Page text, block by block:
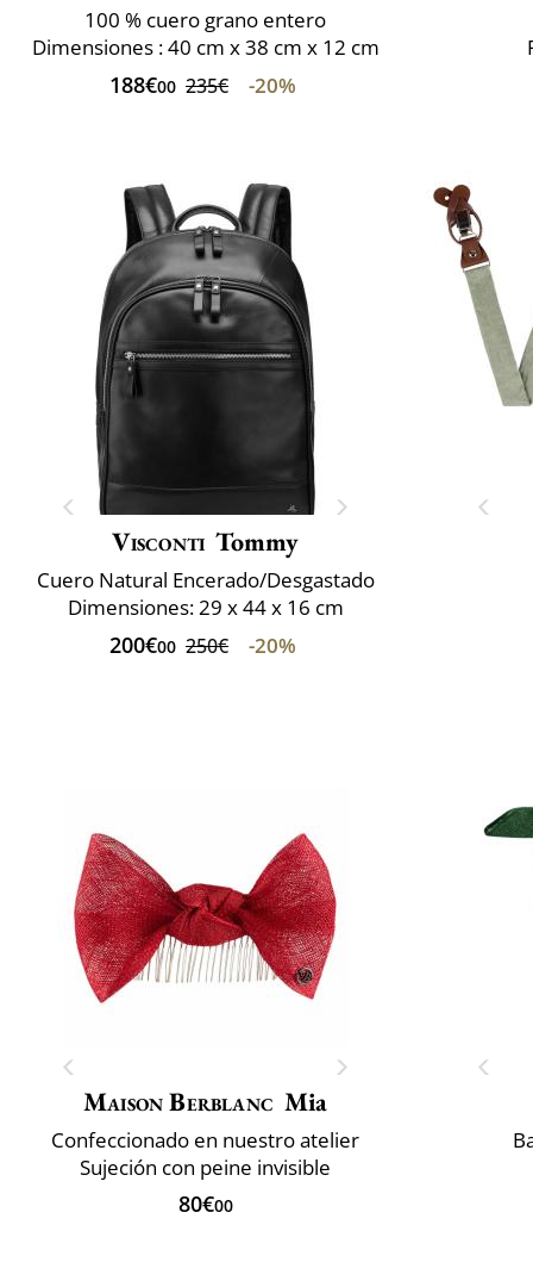
100 % cuero grano entero
Dimensiones : 40 cm x 38 cm x 12 cm
188€00 235€ -20%
Visconti Tommy
Cuero Natural Encerado/Desgastado
Dimensiones: 29 x 44 x 16 cm
200€00 250€ -20%
Maison Berblanc Mia
Confeccionado en nuestro atelier
Sujeción con peine invisible
80€00